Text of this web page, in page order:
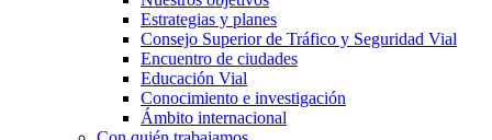
Estrategias y planes
Consejo Superior de Tráfico y Seguridad Vial
Encuentro de ciudades
Educación Vial
Conocimiento e investigación
Ámbito internacional